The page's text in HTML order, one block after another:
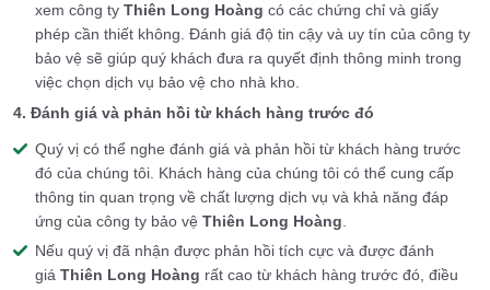
xem công ty Thiên Long Hoàng có các chứng chỉ và giấy
phép cần thiết không. Đánh giá độ tin cậy và uy tín của công ty
bảo vệ sẽ giúp quý khách đưa ra quyết định thông minh trong
việc chọn dịch vụ bảo vệ cho nhà kho.
4. Đánh giá và phản hồi từ khách hàng trước đó
Quý vị có thể nghe đánh giá và phản hồi từ khách hàng trước
đó của chúng tôi. Khách hàng của chúng tôi có thể cung cấp
thông tin quan trọng về chất lượng dịch vụ và khả năng đáp
ứng của công ty bảo vệ Thiên Long Hoàng
Nếu quý vị đã nhận được phản hồi tích cực và được đánh
giá Thiên Long Hoàng rất cao từ khách hàng trước đó, điều